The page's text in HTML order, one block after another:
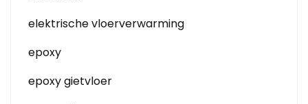
elektrische vloerverwarming
epoxy
epoxy gietvloer